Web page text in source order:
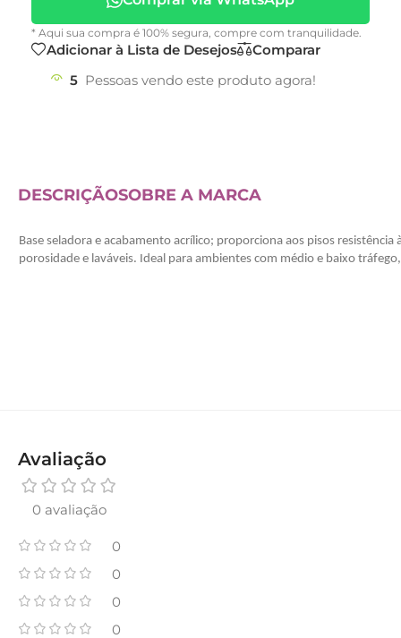
* Aqui sua compra é 100% segura, compre com tranquilidade.
Adicionar à Lista de Desejos
Comparar
5 Pessoas vendo este produto agora!
DESCRIÇÃOSOBRE A MARCA
Base seladora e acabamento acrílico; proporciona aos pisos
porosidade e laváveis. Ideal para ambientes com médio e baixo
Avaliação
0 avaliação
0
0
0
0